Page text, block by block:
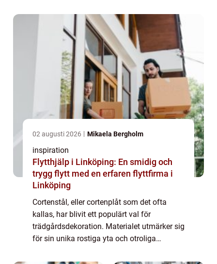
02 augusti 2026 Mikaela Bergholm
inspiration
Flytthjälp i Linköping: En smidig och
trygg flytt med en erfaren flyttfirma i
Linköping
Cortenstål, eller cortenplåt som det ofta
kallas, har blivit ett populärt val för
trädgårdsdekoration. Materialet utmärker sig
för sin unika rostiga yta och otroliga